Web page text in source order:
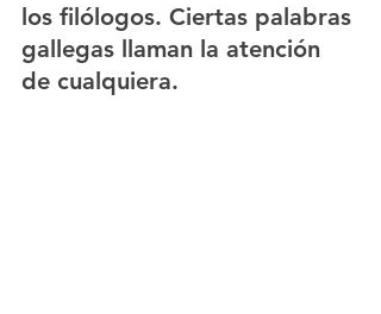
los filólogos. Ciertas palabras
gallegas llaman la atención
de cualquiera.